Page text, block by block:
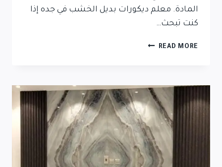
المادة. معلم ديكورات بديل الخشب في جده إذا
كنت تبحث…
READ MORE